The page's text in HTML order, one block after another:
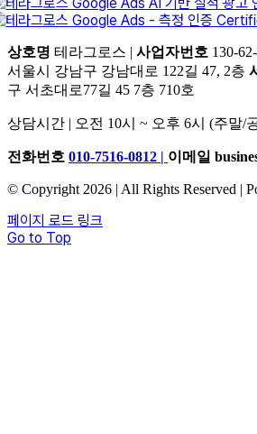
상호명 테라그로스 | 사업자번호 130-
서울시 강남구 강남대로 122길 47, 2층
구 서초대로77길 45 7층 710호
상담시간 | 오전 10시 ~ 오후 6시 (주말/
전화번호 010-7516-0812 | 이메일
© Copyright 2026 | All Rights Reserved |
페이지 로드 링크
Go to Top